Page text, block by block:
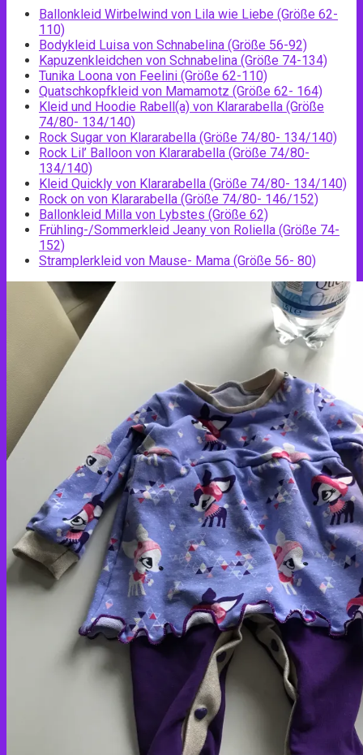
Ballonkleid Wirbelwind von Lila wie Liebe (Größe 62-
110)
Bodykleid Luisa von Schnabelina (Größe 56-92)
Kapuzenkleidchen von Schnabelina (Größe 74-134)
Tunika Loona von Feelini (Größe 62-110)
Quatschkopfkleid von Mamamotz (Größe 62- 164)
Kleid und Hoodie Rabell(a) von Klararabella (Größe
74/80- 134/140)
Rock Sugar von Klararabella (Größe 74/80- 134/140)
Rock Lil’ Balloon von Klararabella (Größe 74/80-
134/140)
Kleid Quickly von Klararabella (Größe 74/80- 134/140)
Rock on von Klararabella (Größe 74/80- 146/152)
Ballonkleid Milla von Lybstes (Größe 62)
Frühling-/Sommerkleid Jeany von Roliella (Größe 74-
152)
Stramplerkleid von Mause- Mama (Größe 56- 80)